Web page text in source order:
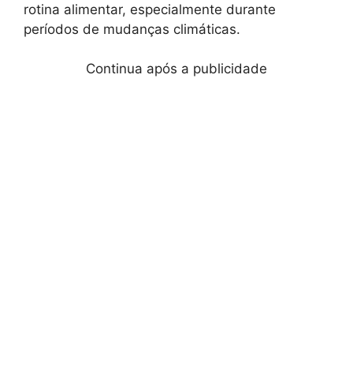
rotina alimentar, especialmente durante
períodos de mudanças climáticas.
Continua após a publicidade